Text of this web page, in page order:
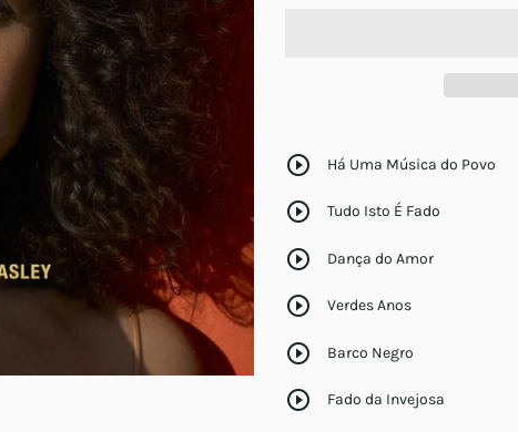
play_circle_outline Há Uma Música do Povo
play_circle_outline Tudo Isto É Fado
play_circle_outline Dança do Amor
play_circle_outline Verdes Anos
play_circle_outline Barco Negro
play_circle_outline Fado da Invejosa